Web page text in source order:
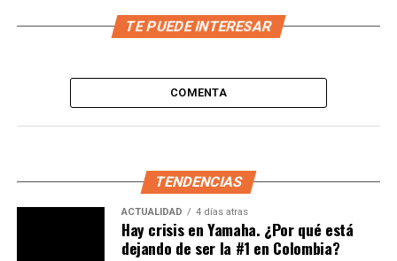
TE PUEDE INTERESAR
COMENTA
TENDENCIAS
ACTUALIDAD 4 días atras
Hay crisis en Yamaha. ¿Por qué está
dejando de ser la #1 en Colombia?